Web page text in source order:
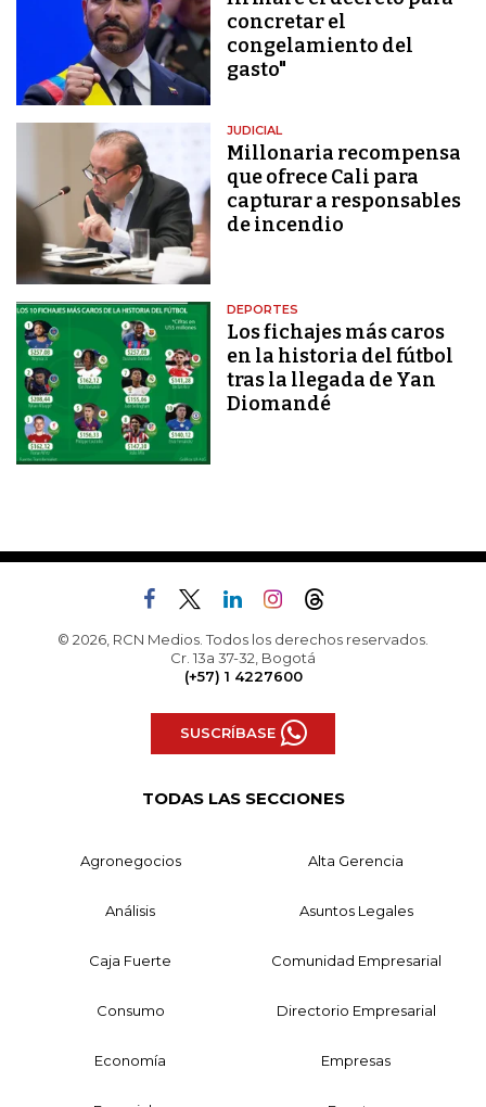
concretar el
congelamiento del
gasto"
JUDICIAL
Millonaria recompensa
que ofrece Cali para
capturar a responsables
de incendio
DEPORTES
Los fichajes más caros
en la historia del fútbol
tras la llegada de Yan
Diomandé
© 2026, RCN Medios. Todos los derechos reservados.
Cr. 13a 37-32, Bogotá
(+57) 1 4227600
SUSCRÍBASE
TODAS LAS SECCIONES
Agronegocios Alta Gerencia
Análisis Asuntos Legales
Caja Fuerte Comunidad Empresarial
Consumo Directorio Empresarial
Economía Empresas